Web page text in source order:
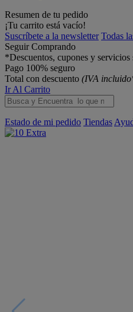
Resumen de tu pedido
¡Tu carrito está vacío!
Suscríbete a la newsletter Todas
Seguir Comprando
*Descuentos, cupones y
Pago 100% seguro
Total con descuento (IVA
Ir Al Carrito
Estado de mi pedido Tiendas